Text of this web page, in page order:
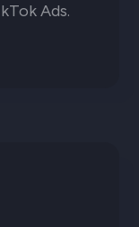
Ads.